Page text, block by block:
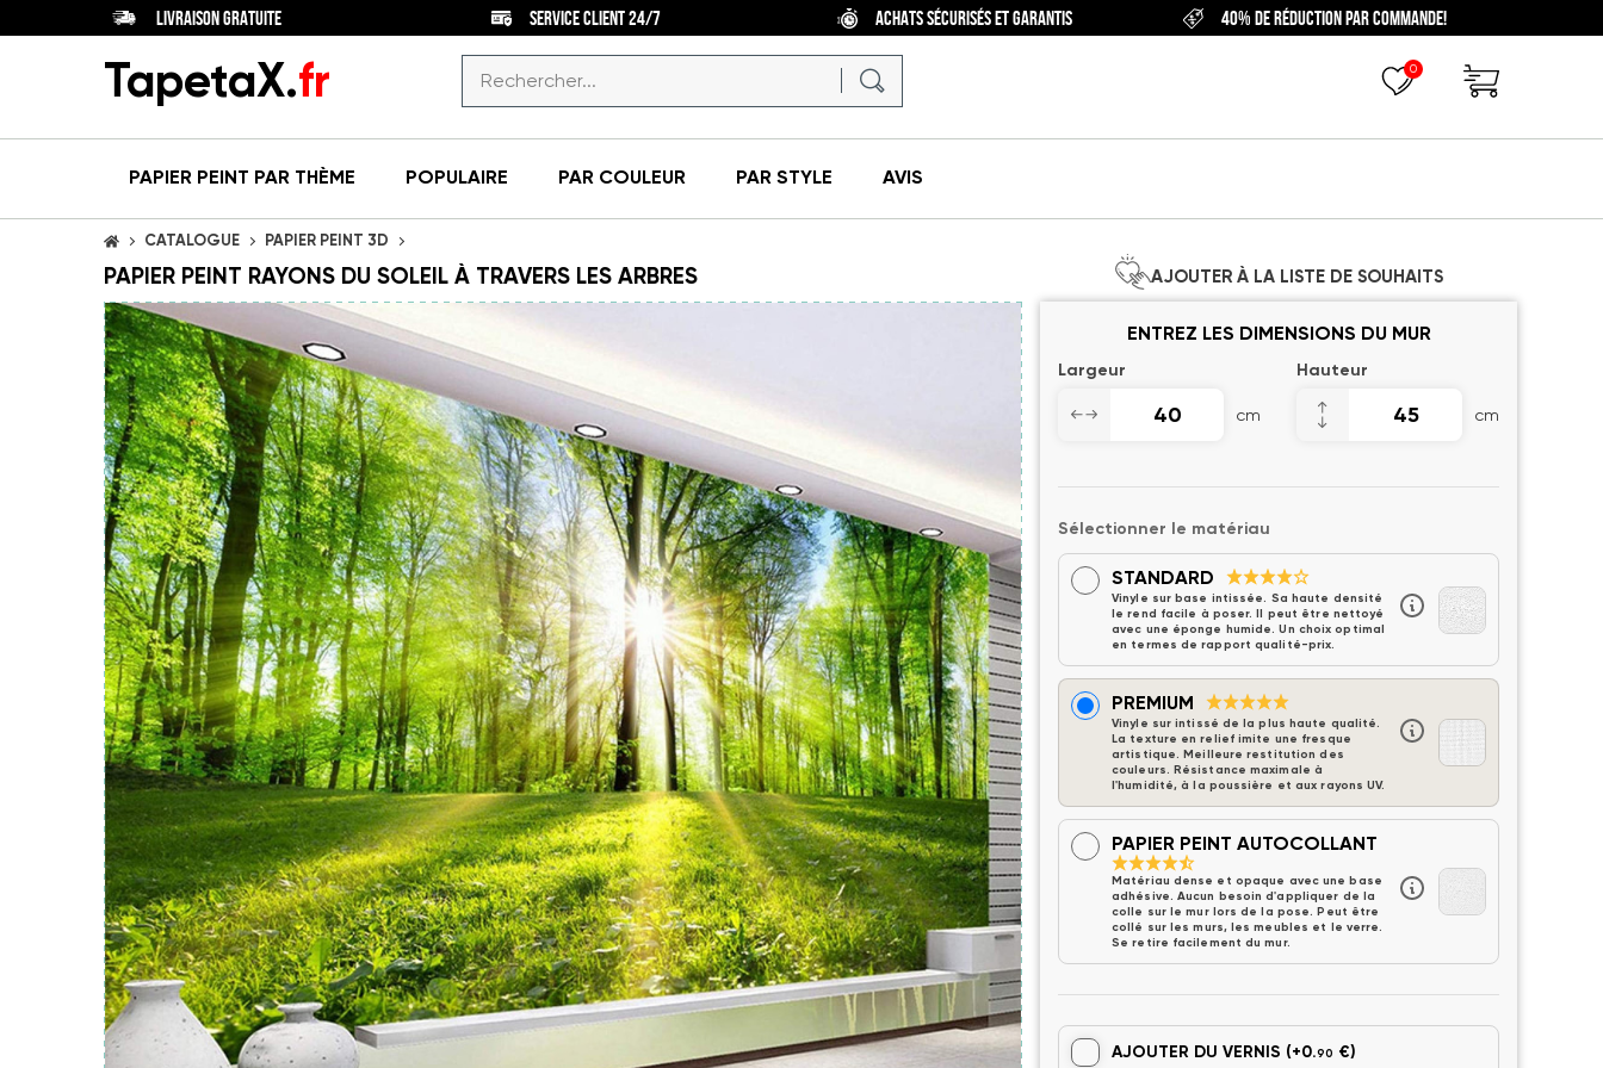
LIVRAISON GRATUITE SERVICE CLIENT 24/7 ACHATS SÉCURISÉS ET GARANTIS 40% DE RÉDUCTION PAR COMMANDE!
TapetaX.fr 0
PAPIER PEINT PAR THÈME POPULAIRE PAR COULEUR PAR STYLE AVIS
ACCUEILCATALOGUE PAPIER PEINT 3D
PAPIER PEINT RAYONS DU SOLEIL À TRAVERS LES ARBRES AJOUTER À LA LISTE DE SOUHAITS
ENTREZ LES DIMENSIONS DU MUR
Largeur
cm
Hauteur
cm
Sélectionner le matériau
STANDARD
Vinyle sur base intissée. Sa haute densité
le rend facile à poser. Il peut être nettoyé
avec une éponge humide. Un choix optimal
en termes de rapport qualité-prix.
PREMIUM
Vinyle sur intissé de la plus haute qualité.
La texture en relief imite une fresque
artistique. Meilleure restitution des
couleurs. Résistance maximale à
l'humidité, à la poussière et aux rayons UV.
PAPIER PEINT AUTOCOLLANT
Matériau dense et opaque avec une base
adhésive. Aucun besoin d'appliquer de la
colle sur le mur lors de la pose. Peut être
collé sur les murs, les meubles et le verre.
Se retire facilement du mur.
AJOUTER DU VERNIS (+0.90 €)